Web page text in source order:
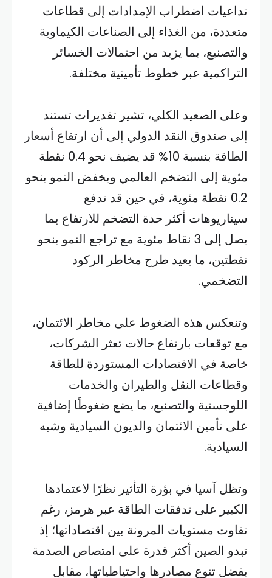
تداعيات اضطراب الإمدادات إلى قطاعات
متعددة، من الغذاء إلى الصناعات الكيماوية
والتصنيع، بما يزيد من احتمالات الخسائر
التراكمية عبر خطوط تأمينية مختلفة.
وعلى الصعيد الكلي، تشير تقديرات تستند
إلى صندوق النقد الدولي إلى أن ارتفاع أسعار
الطاقة بنسبة 10% قد يضيف نحو 0.4 نقطة
مئوية إلى التضخم العالمي ويخفض النمو بنحو
0.2 نقطة مئوية، في حين قد تدفع
سيناريوهات أكثر حدة التضخم للارتفاع بما
يصل إلى 3 نقاط مئوية مع تراجع النمو بنحو
نقطتين، ما يعيد طرح مخاطر الركود
التضخمي.
وتنعكس هذه الضغوط على مخاطر الائتمان،
مع توقعات بارتفاع حالات تعثر الشركات،
خاصة في الاقتصادات المستوردة للطاقة
وقطاعات النقل والطيران والخدمات
اللوجستية والتصنيع، ما يضع ضغوطًا إضافية
على تأمين الائتمان والديون السيادية وشبه
السيادية.
وتظل آسيا في بؤرة التأثير نظرًا لاعتمادها
الكبير على تدفقات الطاقة عبر هرمز، رغم
تفاوت مستويات المرونة بين اقتصاداتها؛ إذ
تبدو الصين أكثر قدرة على امتصاص الصدمة
بفضل تنوع مصادرها واحتياطياتها، مقابل